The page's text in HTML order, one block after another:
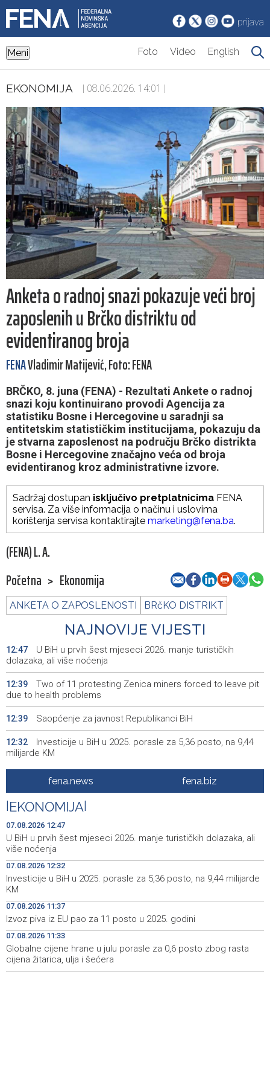
prijava
Meni Foto Video English
EKONOMIJA | 08.06.2026. 14:01 |
Anketa o radnoj snazi pokazuje veći broj
zaposlenih u Brčko distriktu od
evidentiranog broja
FENAVladimir Matijević, Foto: FENA
BRČKO, 8. juna (FENA) - Rezultati Ankete o radnoj
snazi koju kontinuirano provodi Agencija za
statistiku Bosne i Hercegovine u saradnji sa
entitetskim statističkim institucijama, pokazuju da
je stvarna zaposlenost na području Brčko distrikta
Bosne i Hercegovine značajno veća od broja
evidentiranog kroz administrativne izvore.
Sadržaj dostupan isključivo pretplatnicima FENA
servisa. Za više informacija o načinu i uslovima
korištenja servisa kontaktirajte marketing@fena.ba.
(FENA) L. A.
Početna > Ekonomija
ANKETA O ZAPOSLENOSTI BRčKO DISTRIKT
NAJNOVIJE VIJESTI
12:47
U BiH u prvih šest mjeseci 2026. manje turističkih
dolazaka, ali više noćenja
12:39
Two of 11 protesting Zenica miners forced to leave pit
due to health problems
12:39 Saopćenje za javnost Republikanci BiH
12:32
Investicije u BiH u 2025. porasle za 5,36 posto, na 9,44
milijarde KM
Dvojici rudara pozlilo u jami Raspotočje, jedan prebačen
12:25
Rozić: Dugotrajne suše i niski vodostaji ugrožavaju
ekosustav Hutova blata
12:23
Public transportation changes in Sarajevo today due to
football match at Grbavica Stadium
12:17
Brodski promet kroz Hormuški moreuz i dalje je ozbiljno
poremećen
12:16
Multiple fires reported in West Herzegovina Canton,
more than 27,000 square meters burned in Grude
12:13
Best Photo contest to capture memorable moments of
the 32nd Sarajevo Film Festival
fena.news fena.biz
EKONOMIJA
07.08.2026 12:47
U BiH u prvih šest mjeseci 2026. manje turističkih dolazaka, ali
više noćenja
07.08.2026 12:32
Investicije u BiH u 2025. porasle za 5,36 posto, na 9,44 milijarde
KM
07.08.2026 11:37
Izvoz piva iz EU pao za 11 posto u 2025. godini
07.08.2026 11:33
Globalne cijene hrane u julu porasle za 0,6 posto zbog rasta
cijena žitarica, ulja i šećera